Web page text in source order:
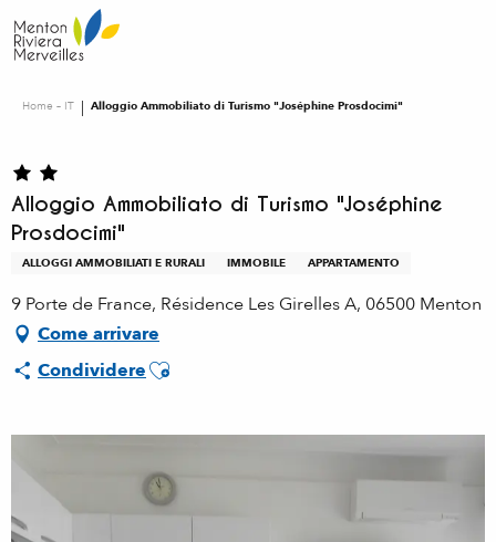
au
contenu
Home – IT Alloggio Ammobiliato di Turismo "Joséphine Prosdocimi"
Alloggio Ammobiliato di Turismo "Joséphine
Prosdocimi"
ALLOGGI AMMOBILIATI E RURALI IMMOBILE APPARTAMENTO
9 Porte de France, Résidence Les Girelles A, 06500 Menton
Come arrivare
CondividereAjouter aux favoris